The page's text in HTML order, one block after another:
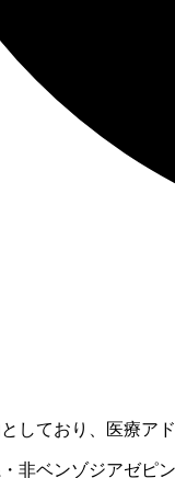
しており、医療ア
非ベンゾジアゼピ